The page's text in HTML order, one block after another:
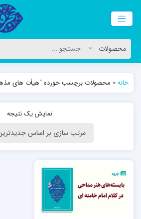
خانه» محصولات برچسب خورده “هیأت های
نمایش یک نتیجه